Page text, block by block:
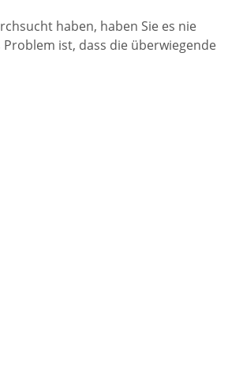
haben, haben Sie es nie
ist, dass die überwiegende